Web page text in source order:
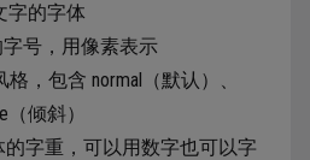
字的字体
号，用像素表示
格，包含 normal（默认）、
倾斜）
的字重，可以用数字也可以字